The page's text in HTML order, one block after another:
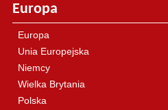
Europa
Europa
Unia Europejska
Niemcy
Wielka Brytania
Polska